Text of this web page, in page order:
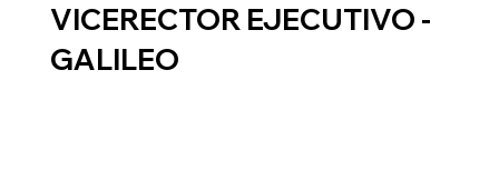
VICERECTOR EJECUTIVO -
GALILEO